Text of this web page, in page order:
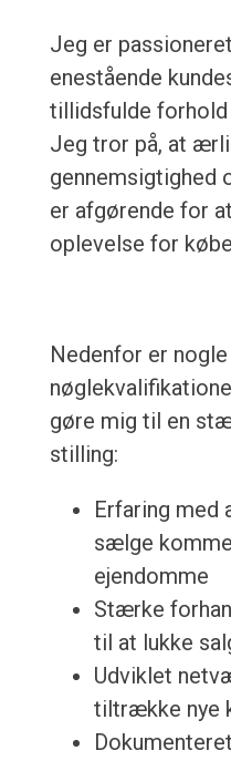
Jeg er
enestående
tillidsfulde forhold
Jeg tror på, at
gennemsigtighed
er afgørende for
oplevelse for
Nedenfor er
gøre mig til en
stilling:
Erfaring med
sælge
ejendomme
Stærke
til at lukke
Udviklet
tiltrække nye